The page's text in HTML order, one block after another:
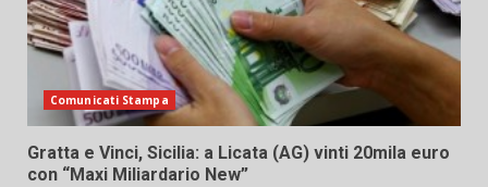
Comunicati Stampa
Gratta e Vinci, Sicilia: a Licata (AG) vinti 20mila euro
con “Maxi Miliardario New”